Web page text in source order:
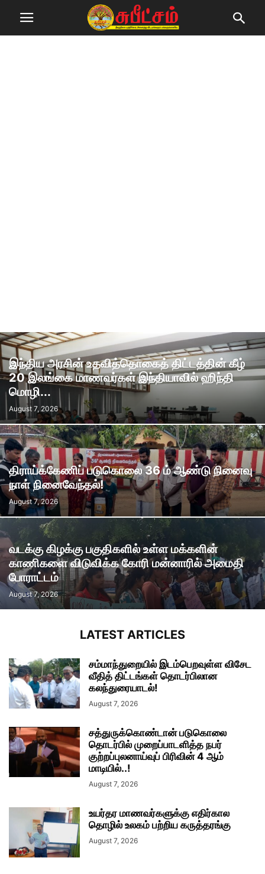
இந்திய அரசின் உதவித்தொகைத் திட்டத்தின் கீழ்
20 இலங்கை மாணவர்கள் இந்தியாவில் ஹிந்தி
மொழி...
August 7, 2026
திராய்க்கேணிப் படுகொலை 36 ம் ஆண்டு நினைவு
நாள் நினைவேந்தல்!
August 7, 2026
வடக்கு கிழக்கு பகுதிகளில் உள்ள மக்களின்
காணிகளை விடுவிக்க கோரி மன்னாரில் அமைதி
போராட்டம்
August 7, 2026
LATEST ARTICLES
சம்மாந்துறையில் இடம்பெறவுள்ள விசேட
வீதித் திட்டங்கள் தொடர்பிலான
கலந்துரையாடல்!
August 7, 2026
சத்துருக்கொண்டான் படுகொலை
தொடர்பில் முறைப்பாடளித்த நபர்
குற்றப்புலனாய்வுப் பிரிவின் 4 ஆம்
மாடியில்..!
August 7, 2026
உயர்தர மாணவர்களுக்கு எதிர்கால
தொழில் உலகம் பற்றிய கருத்தரங்கு
August 7, 2026